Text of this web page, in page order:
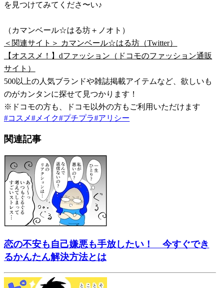
を見つけてみてくださ〜い♪
（カマンベール☆はる坊＋ノオト）
＜関連サイト＞ カマンベール☆はる坊（Twitter）
【オススメ！】dファッション（ドコモのファッション通販
サイト）
500以上の人気ブランドや雑誌掲載アイテムなど、欲しいも
のがカンタンに探せて見つかります！
※ドコモの方も、ドコモ以外の方もご利用いただけます
#コスメ# メイク#プチプラ#アリシー
関連記事
恋の不安も自己嫌悪も手放したい！ 今すぐでき
るかんたん解決方法とは